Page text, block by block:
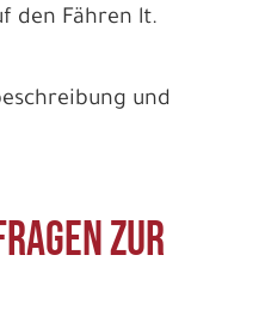
den Fähren lt.
und
zur